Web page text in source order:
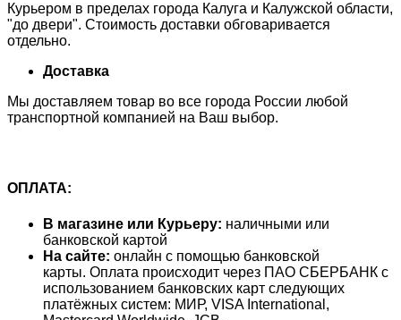
Курьером в пределах города Калуга и Калужской области,
"до двери". Стоимость доставки обговаривается
отдельно.
Доставка
Мы доставляем товар во все города России любой
транспортной компанией на Ваш выбор.
ОПЛАТА:
В магазине или Курьеру: наличными или
банковской картой
На сайте: онлайн с помощью банковской
карты. Оплата происходит через ПАО СБЕРБАНК с
использованием банковских карт следующих
платёжных систем: МИР, VISA International,